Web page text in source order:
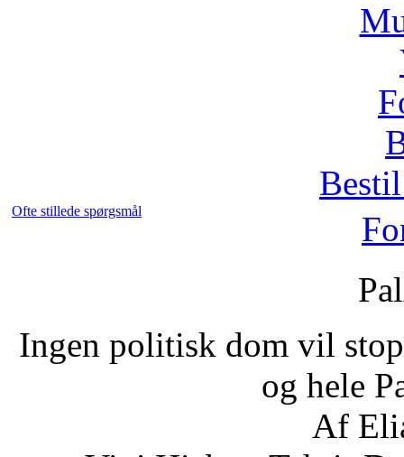
Ofte stillede spørgsmål
Ingen politisk dom vil
og hele
Af